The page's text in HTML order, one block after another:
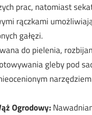
prac, natomiast
rączkami
gałęzi.
do pielenia,
gleby pod
Ogrodowy: